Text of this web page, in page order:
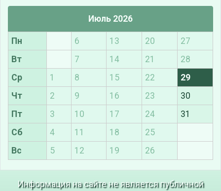
Июль 2026
Пн 6 13 20
27
Вт
7 14 21
28
Ср
1 8 15 22
29
Чт
2 9 16 23
30
Пт
3 10 17 24
31
Сб
4 11 18
25
Вс
5 12 19 26
Информация на сайте не является публичной